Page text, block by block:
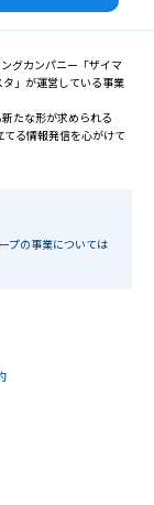
グカンパニー「ザイマ
タ」が運営している事業
たな形が求められる
る情報発信を心がけて
プの事業については